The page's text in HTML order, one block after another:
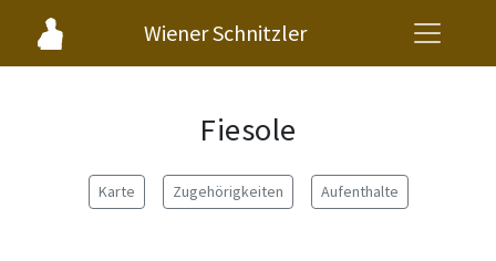
Wiener Schnitzler
Fiesole
Karte Zugehörigkeiten Aufenthalte